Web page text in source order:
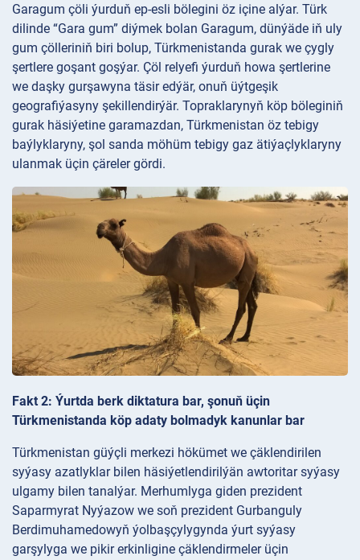
Garagum çöli ýurduň ep-esli bölegini öz içine alýar. Türk
dilinde “Gara gum” diýmek bolan Garagum, dünýäde iň uly
gum çölleriniň biri bolup, Türkmenistanda gurak we çygly
şertlere goşant goşýar. Çöl relyefi ýurduň howa şertlerine
we daşky gurşawyna täsir edýär, onuň üýtgeşik
geografiýasyny şekillendirýär. Topraklarynyň köp böleginiň
gurak häsiýetine garamazdan, Türkmenistan öz tebigy
baýlyklaryny, şol sanda möhüm tebigy gaz ätiýaçlyklaryny
ulanmak üçin çäreler gördi.
Fakt 2: Ýurtda berk diktatura bar, şonuň üçin
Türkmenistanda köp adaty bolmadyk kanunlar bar
Türkmenistan güýçli merkezi hökümet we çäklendirilen
syýasy azatlyklar bilen häsiýetlendirilýän awtoritar syýasy
ulgamy bilen tanalýar. Merhumlyga giden prezident
Saparmyrat Nyýazow we soň prezident Gurbanguly
Berdimuhamedowyň ýolbaşçylygynda ýurt syýasy
garşylyga we pikir erkinligine çäklendirmeler üçin